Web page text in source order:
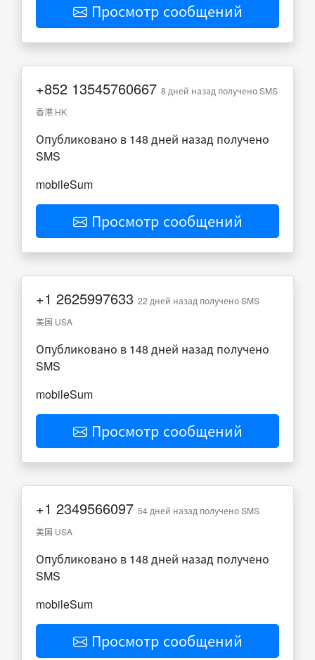
Просмотр сообщений
+852 13545760667 8 дней назад получено SMS
香港 HK
Опубликовано в 148 дней назад получено
SMS
mobileSum
Просмотр сообщений
+1 2625997633 22 дней назад получено SMS
美国 USA
Опубликовано в 148 дней назад получено
SMS
mobileSum
Просмотр сообщений
+1 2349566097 54 дней назад получено SMS
美国 USA
Опубликовано в 148 дней назад получено
SMS
mobileSum
Просмотр сообщений